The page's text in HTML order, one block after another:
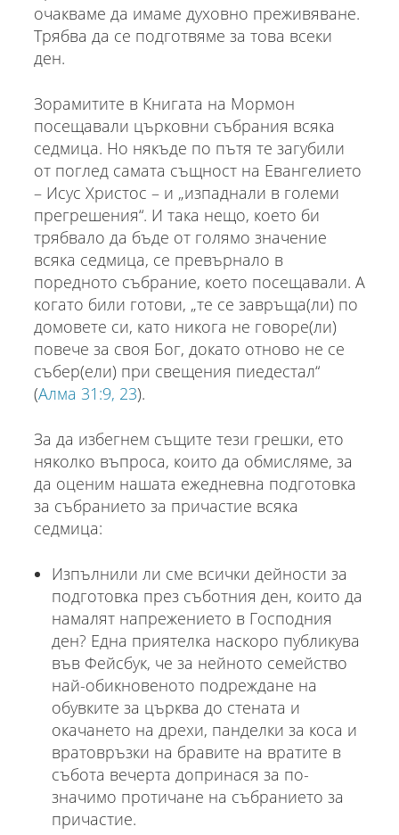
очакваме да имаме духовно преживяване.
Трябва да се подготвяме за това всеки
ден.
Зорамитите в Книгата на Мормон
посещавали църковни събрания всяка
седмица. Но някъде по пътя те загубили
от поглед самата същност на Евангелието
– Исус Христос – и „изпаднали в големи
прегрешения“. И така нещо, което би
трябвало да бъде от голямо значение
всяка седмица, се превърнало в
поредното събрание, което посещавали. А
когато били готови, „те се завръща(ли) по
домовете си, като никога не говоре(ли)
повече за своя Бог, докато отново не се
събер(ели) при свещения пиедестал“
(Алма 31:9, 23).
За да избегнем същите тези грешки, ето
няколко въпроса, които да обмисляме, за
да оценим нашата ежедневна подготовка
за събранието за причастие всяка
седмица:
Изпълнили ли сме всички дейности за
подготовка през съботния ден, които да
намалят напрежението в Господния
ден? Една приятелка наскоро публикува
във Фейсбук, че за нейното семейство
най-обикновеното подреждане на
обувките за църква до стената и
окачането на дрехи, панделки за коса и
вратовръзки на бравите на вратите в
събота вечерта допринася за по-
значимо протичане на събранието за
причастие.